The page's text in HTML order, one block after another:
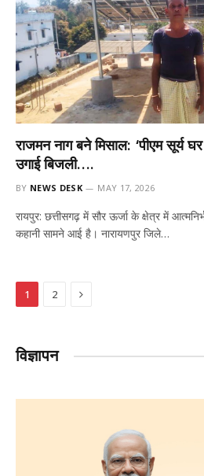
राजमन नाग बने मिसाल: ‘पीएम सूर्य
उगाई बिजली….
BY NEWS DESK MAY 17, 2026
रायपुर: छत्तीसगढ़ में सौर ऊर्जा के क्षेत्र में
कहानी सामने आई है। नारायणपुर जिले…
1 2 Next
विज्ञापन